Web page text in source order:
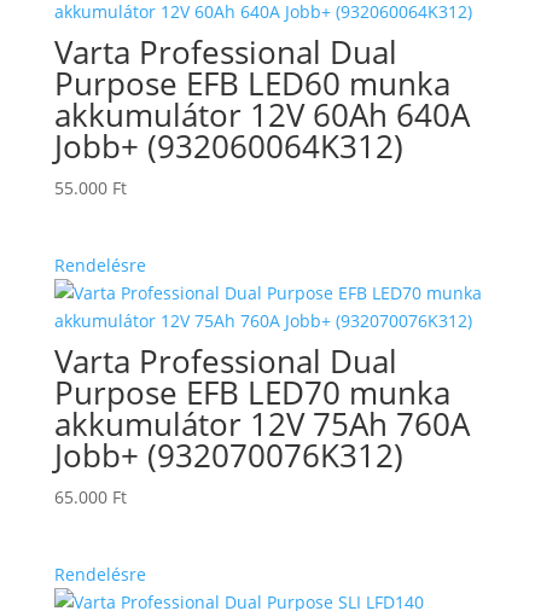
Varta Professional Dual
Purpose EFB LED60 munka
akkumulátor 12V 60Ah 640A
Jobb+ (932060064K312)
55.000 Ft
Rendelésre
Varta Professional Dual
Purpose EFB LED70 munka
akkumulátor 12V 75Ah 760A
Jobb+ (932070076K312)
65.000 Ft
Rendelésre